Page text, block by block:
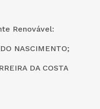
Renovável:
NASCIMENTO;
DA COSTA